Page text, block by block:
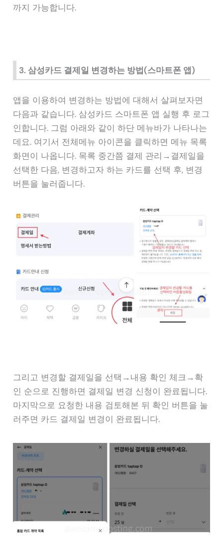
까지 가능합니다.
3. 삼성카드 결제일 변경하는 방법(스마트폰 앱)
앱을 이용하여 변경하는 방법에 대해서 살펴보자면
다음과 같습니다. 삼성카드 스마트폰 앱 실행 후 로그
인합니다. 그럼 아래와 같이 하단 메뉴바가 나타나는
데요. 여기서 전체메뉴 아이콘을 클릭하면 메뉴 목록
화면이 나옵니다. 목록 중간쯤 결제 관리→결제일을
선택한 다음, 변경하고자 하는 카드를 선택 후, 변경
버튼을 눌러줍니다.
그리고 변경할 결제일을 선택→내용 확인 체크→확
인 순으로 진행하면 결제일 변경 신청이 완료됩니다.
마지막으로 요청한 내용 검토해본 뒤 확인 버튼을 눌
러주면 카드 결제일 변경이 완료됩니다.